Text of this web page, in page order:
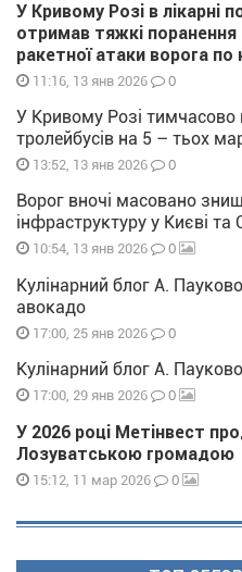
У Кривому Розі в лікарні
отримав тяжкі поранення
ракетної атаки ворога
11:16, 13 янв 2026 0
У Кривому Розі тимчасово
тролейбусів на 5 – тьох
13:52, 13 янв 2026 0
Ворог вночі масовано
інфраструктуру у Києві та
10:54, 13 янв 2026 0
Кулінарний блог А.
авокадо
17:00, 25 янв 2026 0
Кулінарний блог А.
17:00, 29 янв 2026 0
У 2026 році Метінвест
Лозуватською громадою
15:12, 11 мар 2026 0